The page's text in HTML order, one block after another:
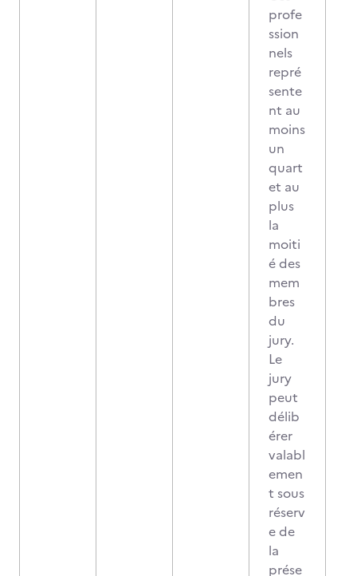
profe
ssion
nels
repré
sente
nt au
moins
un
quart
et au
plus
la
moiti
é des
mem
bres
du
jury.
Le
jury
peut
délib
érer
valabl
emen
t sous
réserv
e de
la
prése